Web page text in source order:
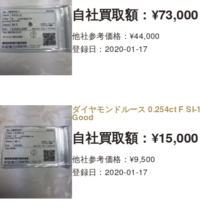
自社買取額：¥73,000
他社参考価格：¥44,000
登録日： 2020-01-17
ダイヤモンドルース 0.254ct F SI-1
Good
自社買取額：¥15,000
他社参考価格：¥9,500
登録日： 2020-01-17